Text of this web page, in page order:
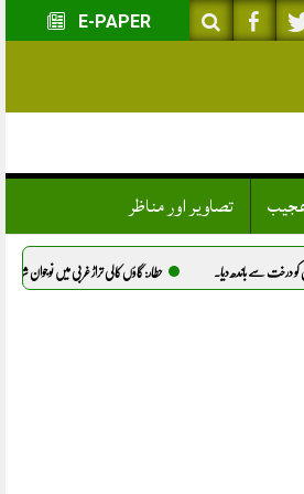
E-PAPER
تصاویر اور مناظر
حطار: گاؤں کالی تراڑ غربی میں نوجوان شانہ کا قتل، پولیس نے تحقیقات شروع